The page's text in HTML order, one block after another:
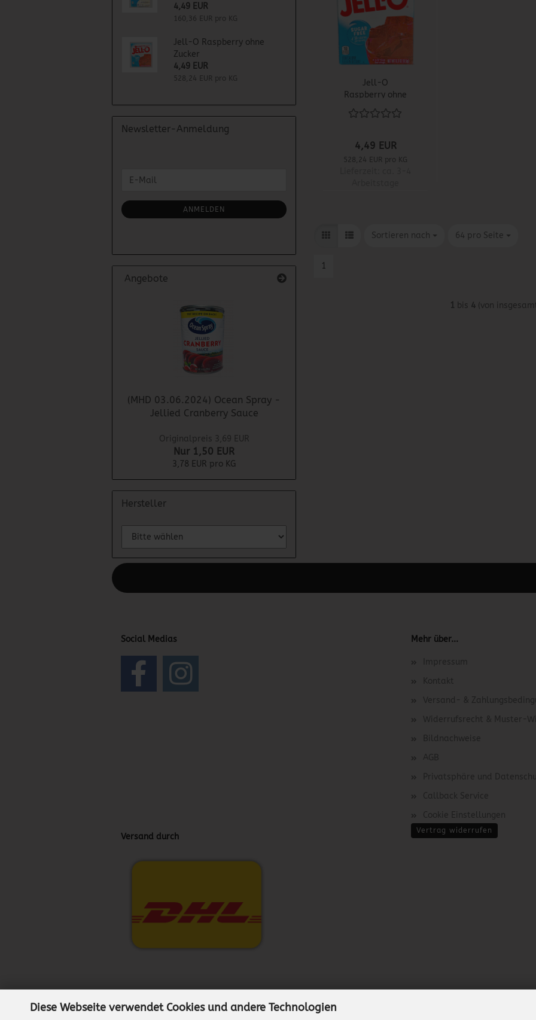
Diese Webseite verwendet Cookies und andere Technologien
Jell-O
Raspberry ohne
Zucker
4,49 EUR
528,24 EUR pro KG
Sortieren nach
Sortieren nach 64 pro Seite
pro Seite
1
1 bis 4(von
4,49 EUR
160,36 EUR pro KG
Jell-O Raspberry ohne
Zucker
4,49 EUR
528,24 EUR pro KG
Newsletter-Anmeldung
ZUR
ANMELDUNG
E-
ANMELDEN
Angebote
(MHD 03.06.2024) Ocean Spray -
Jellied Cranberry Sauce
Originalpreis 3,69 EUR
Nur 1,50 EUR
3,78 EUR pro KG
Hersteller
Social Medias Mehr über...
Impressum
Kontakt
Versand- &
Widerrufsrecht & Muster-
Bildnachweise
AGB
Privatsphäre und
Callback Service
Cookie Einstellungen
Versand durch
Vertrag widerrufen